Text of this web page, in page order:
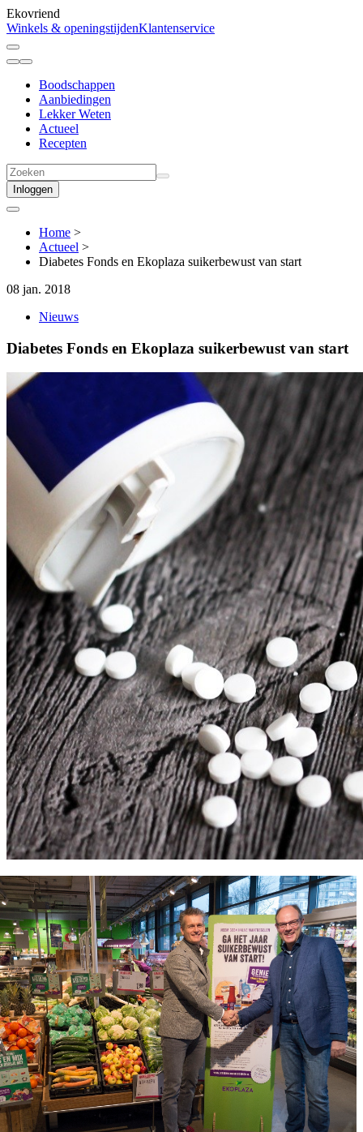
Ekovriend
Winkels & openingstijdenKlantenservice
Boodschappen
Aanbiedingen
Lekker Weten
Actueel
Recepten
Inloggen
Home >
Actueel >
Diabetes Fonds en Ekoplaza suikerbewust van start
08 jan. 2018
Nieuws
Diabetes Fonds en Ekoplaza suikerbewust van start